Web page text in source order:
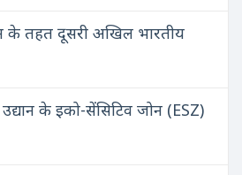
के तहत दूसरी अखिल भारतीय
उद्यान के इको-सेंसिटिव जोन (ESZ)